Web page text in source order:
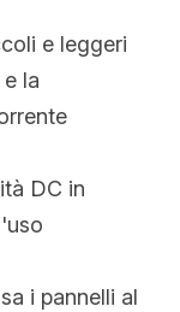
e leggeri
la
DC in
i pannelli al